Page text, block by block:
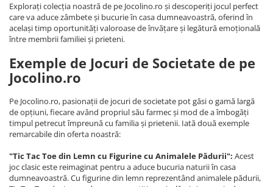
Explorați colecția noastră de pe Jocolino.ro și descoperiți jocul perfect
care va aduce zâmbete și bucurie în casa dumneavoastră, oferind în
același timp oportunități valoroase de învățare și legătură emoțională
între membrii familiei și prieteni.
Exemple de Jocuri de Societate de pe
Jocolino.ro
Pe Jocolino.ro, pasionații de jocuri de societate pot găsi o gamă largă
de opțiuni, fiecare având propriul său farmec și mod de a îmbogăți
timpul petrecut împreună cu familia și prietenii. Iată două exemple
remarcabile din oferta noastră:
"Tic Tac Toe din Lemn cu Figurine cu Animalele Pădurii": Acest
joc clasic este reimaginat pentru a aduce bucuria naturii în casa
dumneavoastră. Cu figurine din lemn reprezentând animalele pădurii,